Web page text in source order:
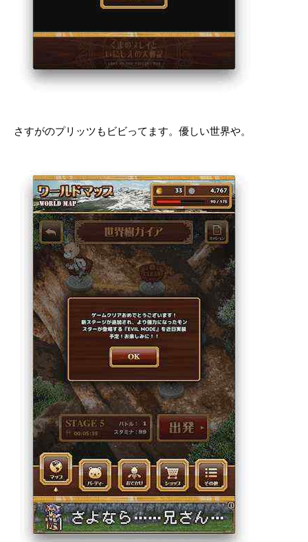
さすがのプリッツもビビってます。優しい世界や。